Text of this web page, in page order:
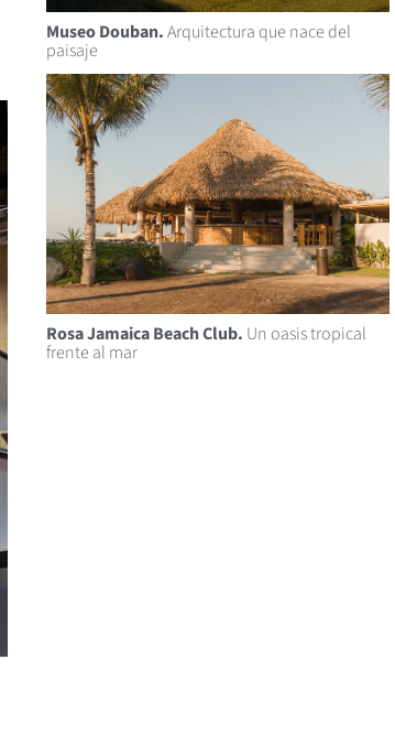
Museo Douban.Arquitectura que nace del
paisaje
Rosa Jamaica Beach Club. Un oasis tropical
frente al mar